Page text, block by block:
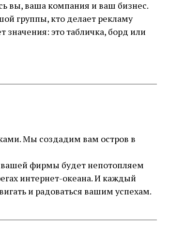
вы, ваша компания и ваш бизнес.
группы, кто делает рекламу
это табличка, борд или
Мы создадим вам остров в
вашей фирмы будет непотопляем
интернет-океана. И каждый
и радоваться вашим успехам.